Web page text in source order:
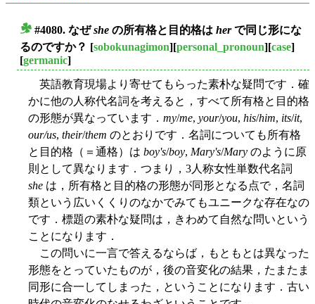
#4080. なぜshe の所有格と目的格は herで同じ形にな
るのですか？ [sobokunagimon][personal_pronoun][case]
[germanic]
英語教育現場より寄せてもらった素朴な疑問です．確
かに他の人称代名詞を考えると，すべて所有格と目的格
の形態が異なっています． my/me, your/you, his/him, its/it,
our/us, their/them のとおりです．名詞についても所有格
と目的格（＝通格）は boy's/boy, Mary's/Mary のように原
則として異なります．つまり，3人称女性単数代名詞
she は，所有格と目的格の形態が同形となる点で，名詞
類という広いくくりのなかでみてもユニークな存在なの
です．標題の素朴な疑問は，きわめて自然な問いという
ことになります．
この問いに一言で答えるならば，もともとは異なった
形態をとっていたものが，後の音変化の結果，たまたま
同形に合一してしまった，ということになります．古い